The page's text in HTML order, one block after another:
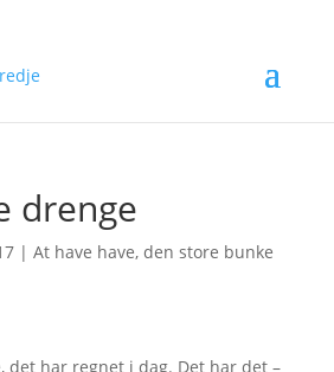
drenge
| At have have, den store bunke
det har regnet i dag. Det har det –